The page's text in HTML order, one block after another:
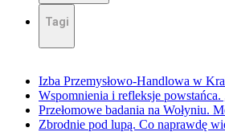
Tagi
Izba Przemysłowo-Handlowa w
Wspomnienia i refleksje
Przełomowe badania na Wołyniu.
Zbrodnie pod lupą. Co naprawdę